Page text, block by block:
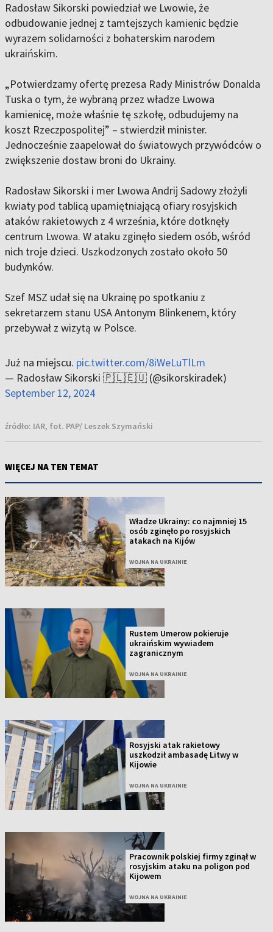
Radosław Sikorski powiedział we Lwowie, że
odbudowanie jednej z tamtejszych kamienic będzie
wyrazem solidarności z bohaterskim narodem
ukraińskim.
„Potwierdzamy ofertę prezesa Rady Ministrów Donalda
Tuska o tym, że wybraną przez władze Lwowa
kamienicę, może właśnie tę szkołę, odbudujemy na
koszt Rzeczpospolitej” – stwierdził minister.
Jednocześnie zaapelował do światowych przywódców o
zwiększenie dostaw broni do Ukrainy.
Radosław Sikorski i mer Lwowa Andrij Sadowy złożyli
kwiaty pod tablicą upamiętniającą ofiary rosyjskich
ataków rakietowych z 4 września, które dotknęły
centrum Lwowa. W ataku zginęło siedem osób, wśród
nich troje dzieci. Uszkodzonych zostało około 50
budynków.
Szef MSZ udał się na Ukrainę po spotkaniu z
sekretarzem stanu USA Antonym Blinkenem, który
przebywał z wizytą w Polsce.
Już na miejscu. pic.twitter.com/8iWeLuTlLm
— Radosław Sikorski 🇵🇱🇪🇺 (@sikorskiradek)
September 12, 2024
źródło: IAR, fot. PAP/ Leszek Szymański
WIĘCEJ NA TEN TEMAT
Władze Ukrainy: co najmniej 15
osób zginęło po rosyjskich
atakach na Kijów
WOJNA NA UKRAINIE
Rustem Umerow pokieruje
ukraińskim wywiadem
zagranicznym
WOJNA NA UKRAINIE
Rosyjski atak rakietowy
uszkodził ambasadę Litwy w
Kijowie
WOJNA NA UKRAINIE
Pracownik polskiej firmy zginął w
rosyjskim ataku na poligon pod
Kijowem
WOJNA NA UKRAINIE